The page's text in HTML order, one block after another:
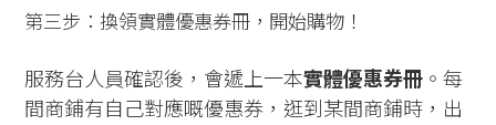
第三步：換領實體優惠券冊，開始購物！
服務台人員確認後，會遞上一本實體優惠券冊 。每
間商鋪有自己對應嘅優惠券，逛到某間商鋪時，出